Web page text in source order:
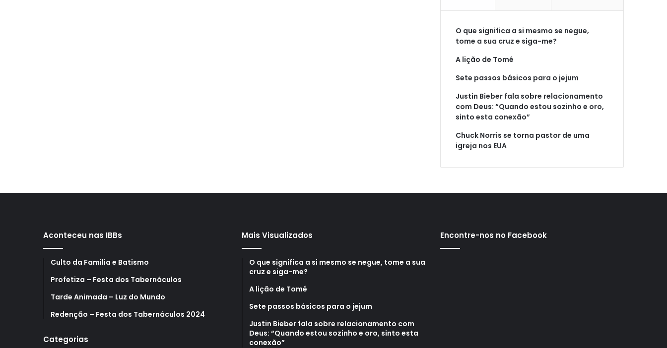
O que significa a si mesmo se negue,
tome a sua cruz e siga-me?
A lição de Tomé
Sete passos básicos para o jejum
Justin Bieber fala sobre relacionamento
com Deus: “Quando estou sozinho e oro,
sinto esta conexão”
Chuck Norris se torna pastor de uma
igreja nos EUA
Aconteceu nas IBBs
Culto da Familia e Batismo
Profetiza – Festa dos Tabernáculos
Tarde Animada – Luz do Mundo
Redenção – Festa dos Tabernáculos 2024
Categorias
Mais Visualizados
O que significa a si mesmo se negue, tome a sua
cruz e siga-me?
A lição de Tomé
Sete passos básicos para o jejum
Justin Bieber fala sobre relacionamento com
Deus: “Quando estou sozinho e oro, sinto esta
conexão”
Encontre-nos no Facebook